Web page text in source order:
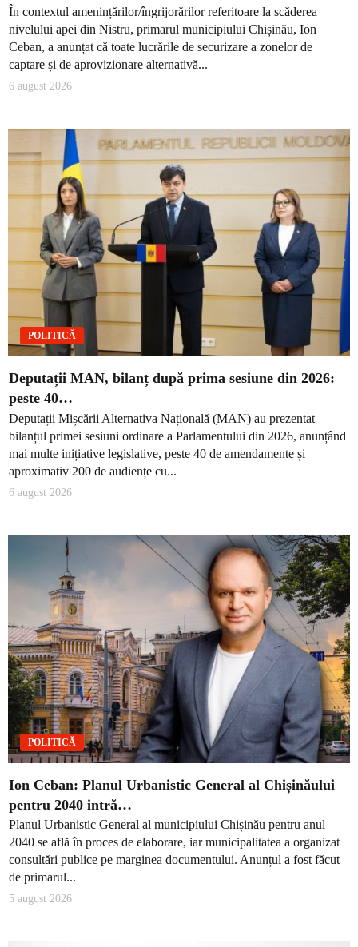
În contextul amenințărilor/îngrijorărilor referitoare la scăderea
nivelului apei din Nistru, primarul municipiului Chișinău, Ion
Ceban, a anunțat că toate lucrările de securizare a zonelor de
captare și de aprovizionare alternativă...
6 august 2026
POLITICĂ
Deputații MAN, bilanț după prima sesiune din 2026:
peste 40…
Deputații Mișcării Alternativa Națională (MAN) au prezentat
bilanțul primei sesiuni ordinare a Parlamentului din 2026, anunțând
mai multe inițiative legislative, peste 40 de amendamente și
aproximativ 200 de audiențe cu...
6 august 2026
POLITICĂ
Ion Ceban: Planul Urbanistic General al Chișinăului
pentru 2040 intră…
Planul Urbanistic General al municipiului Chișinău pentru anul
2040 se află în proces de elaborare, iar municipalitatea a organizat
consultări publice pe marginea documentului. Anunțul a fost făcut
de primarul...
5 august 2026